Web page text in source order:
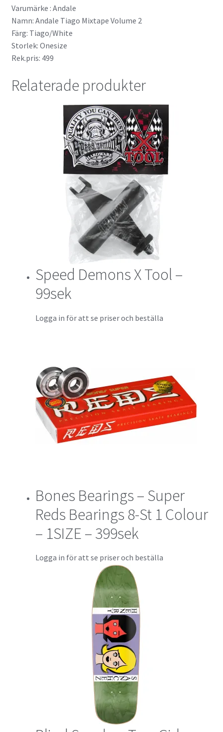
Varumärke : Andale
Namn: Andale Tiago Mixtape Volume 2
Färg: Tiago/White
Storlek: Onesize
Rek.pris: 499
Relaterade produkter
Speed Demons X Tool –
99sek
Logga in för att se priser och beställa
Bones Bearings – Super
Reds Bearings 8-St 1 Colour
– 1SIZE – 399sek
Logga in för att se priser och beställa